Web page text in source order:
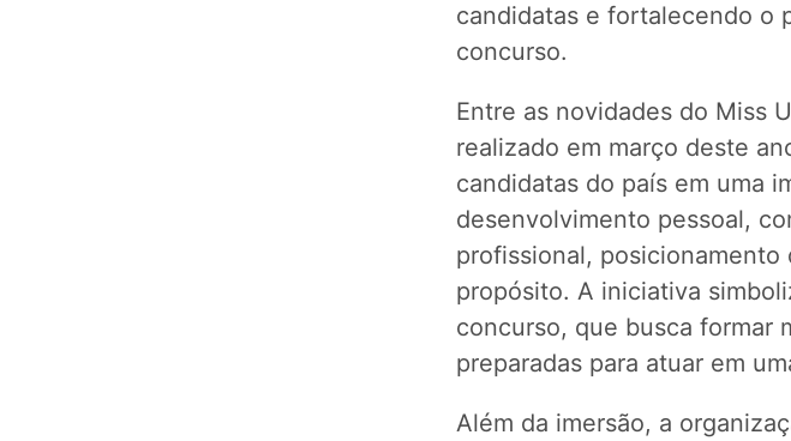
candidatas e fortalecendo o
concurso.
Entre as novidades do Miss
realizado em março deste
candidatas do país em uma
desenvolvimento pessoal,
profissional,
propósito. A iniciativa
concurso, que busca formar
preparadas para atuar em
Além da imersão, a